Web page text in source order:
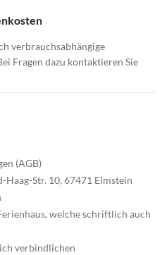
verbrauchsabhängige
Fragen dazu kontaktieren Sie
(AGB)
Str. 10, 67471 Elmstein
welche schriftlich auch
verbindlichen